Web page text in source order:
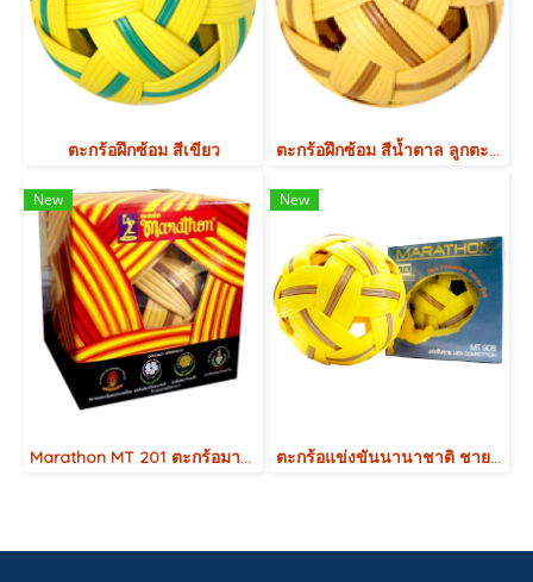
ตะกร้อฝึกซ้อม สีเขียว ตะกร้อฝึกซ้อม สีน้ำตาล ลูกตะกร้อชนิดฝึกซ้อม
New
Marathon MT 201 ตะกร้อมาราธอน
New
ตะกร้อแข่งขันนานาชาติ ชาย Marathon MT-908